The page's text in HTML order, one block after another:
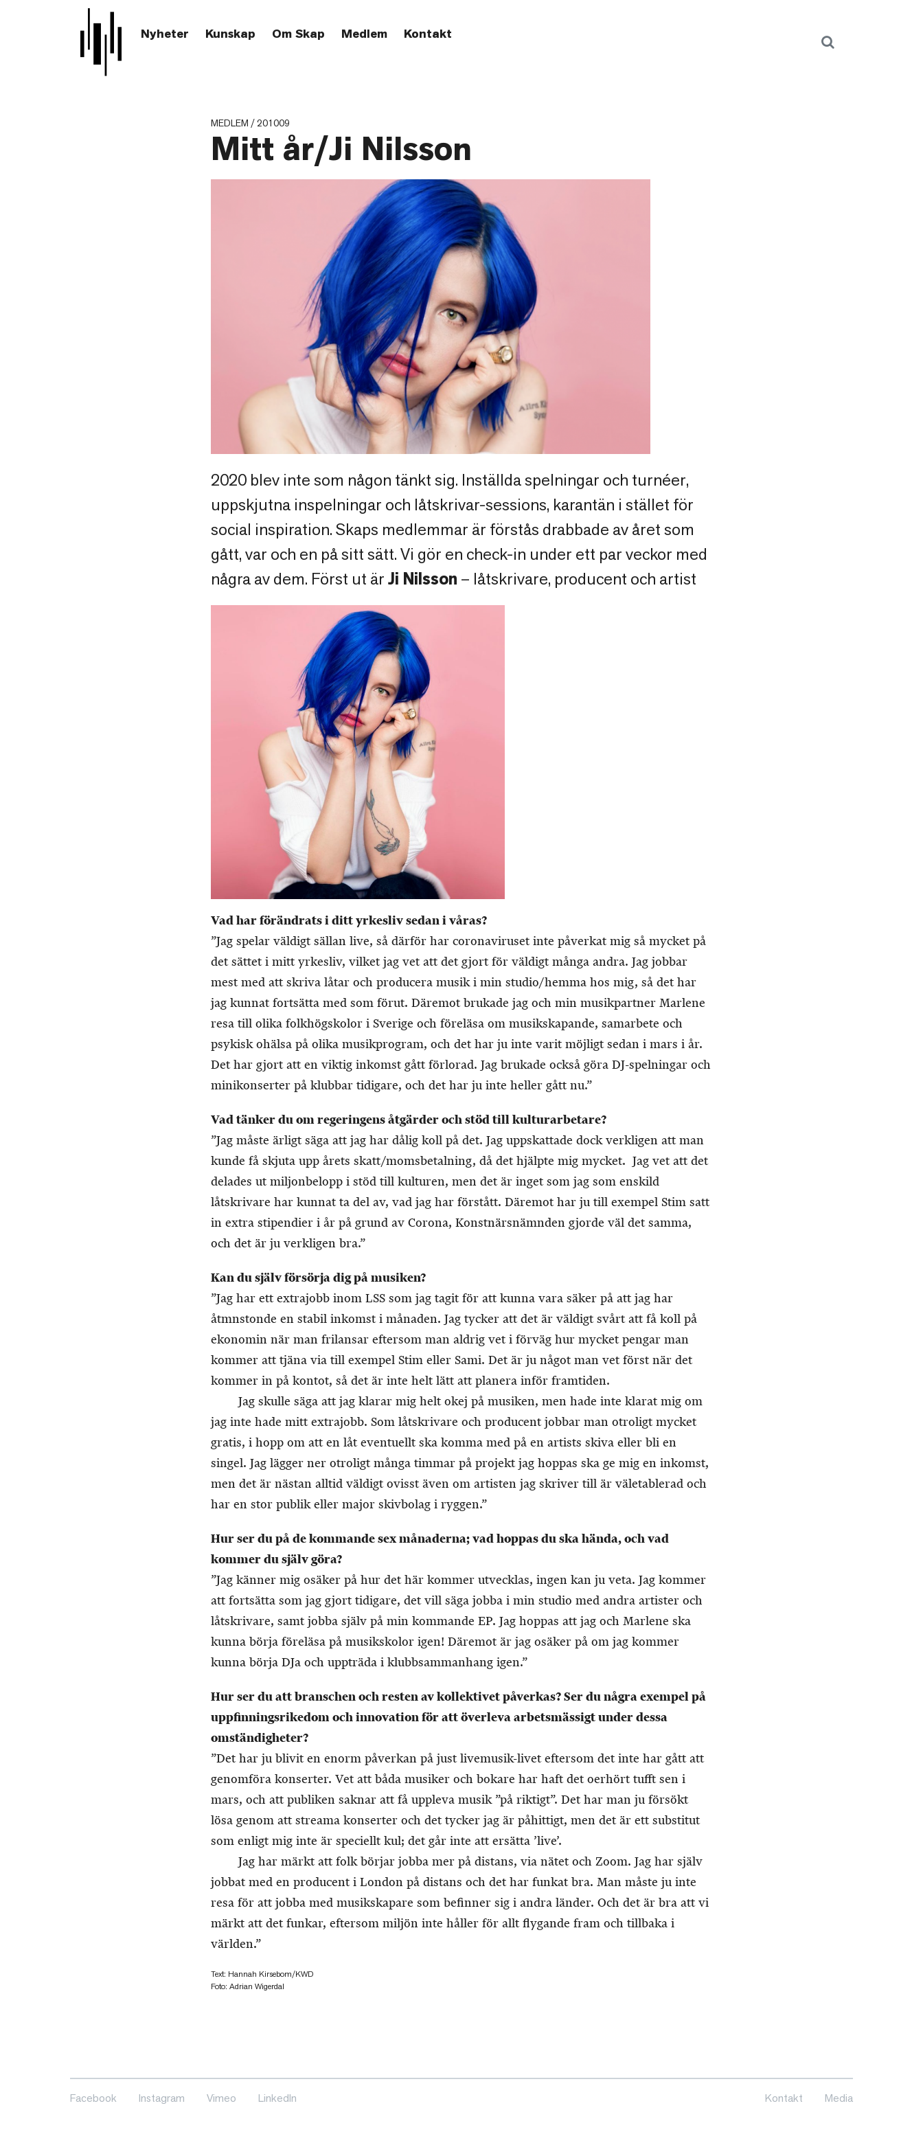
Nyheter Kunskap Om Skap Medlem Kontakt
MEDLEM / 201009
Mitt år/Ji Nilsson
2020 blev inte som någon tänkt sig. Inställda spelningar och turnéer,
uppskjutna inspelningar och låtskrivar-sessions, karantän i stället för
social inspiration. Skaps medlemmar är förstås drabbade av året som
gått, var och en på sitt sätt. Vi gör en check-in under ett par veckor med
några av dem. Först ut ärJi Nilsson – låtskrivare, producent och artist
Vad har förändrats i ditt yrkesliv sedan i våras?
”Jag spelar väldigt sällan live, så därför har coronaviruset inte påverkat mig så mycket på
det sättet i mitt yrkesliv, vilket jag vet att det gjort för väldigt många andra. Jag jobbar
mest med att skriva låtar och producera musik i min studio/hemma hos mig, så det har
jag kunnat fortsätta med som förut. Däremot brukade jag och min musikpartner Marlene
resa till olika folkhögskolor i Sverige och föreläsa om musikskapande, samarbete och
psykisk ohälsa på olika musikprogram, och det har ju inte varit möjligt sedan i mars i år.
Det har gjort att en viktig inkomst gått förlorad. Jag brukade också göra DJ-spelningar och
minikonserter på klubbar tidigare, och det har ju inte heller gått nu.”
Vad tänker du om regeringens åtgärder och stöd till kulturarbetare?
”Jag måste ärligt säga att jag har dålig koll på det. Jag uppskattade dock verkligen att man
kunde få skjuta upp årets skatt/momsbetalning, då det hjälpte mig mycket. Jag vet att det
delades ut miljonbelopp i stöd till kulturen, men det är inget som jag som enskild
låtskrivare har kunnat ta del av, vad jag har förstått. Däremot har ju till exempel Stim satt
in extra stipendier i år på grund av Corona, Konstnärsnämnden gjorde väl det samma,
och det är ju verkligen bra.”
Kan du själv försörja dig på musiken?
”Jag har ett extrajobb inom LSS som jag tagit för att kunna vara säker på att jag har
åtmnstonde en stabil inkomst i månaden. Jag tycker att det är väldigt svårt att få koll på
ekonomin när man frilansar eftersom man aldrig vet i förväg hur mycket pengar man
kommer att tjäna via till exempel Stim eller Sami. Det är ju något man vet först när det
kommer in på kontot, så det är inte helt lätt att planera inför framtiden.
Jag skulle säga att jag klarar mig helt okej på musiken, men hade inte klarat mig om
jag inte hade mitt extrajobb. Som låtskrivare och producent jobbar man otroligt mycket
gratis, i hopp om att en låt eventuellt ska komma med på en artists skiva eller bli en
singel. Jag lägger ner otroligt många timmar på projekt jag hoppas ska ge mig en inkomst,
men det är nästan alltid väldigt ovisst även om artisten jag skriver till är väletablerad och
har en stor publik eller major skivbolag i ryggen.”
Hur ser du på de kommande sex månaderna; vad hoppas du ska hända, och vad
kommer du själv göra?
”Jag känner mig osäker på hur det här kommer utvecklas, ingen kan ju veta. Jag kommer
att fortsätta som jag gjort tidigare, det vill säga jobba i min studio med andra artister och
låtskrivare, samt jobba själv på min kommande EP. Jag hoppas att jag och Marlene ska
kunna börja föreläsa på musikskolor igen! Däremot är jag osäker på om jag kommer
kunna börja DJa och uppträda i klubbsammanhang igen.”
Hur ser du att branschen och resten av kollektivet påverkas? Ser du några exempel på
uppfinningsrikedom och innovation för att överleva arbetsmässigt under dessa
omständigheter?
”Det har ju blivit en enorm påverkan på just livemusik-livet eftersom det inte har gått att
genomföra konserter. Vet att båda musiker och bokare har haft det oerhört tufft sen i
mars, och att publiken saknar att få uppleva musik ”på riktigt”. Det har man ju försökt
lösa genom att streama konserter och det tycker jag är påhittigt, men det är ett substitut
som enligt mig inte är speciellt kul; det går inte att ersätta ’live’.
Jag har märkt att folk börjar jobba mer på distans, via nätet och Zoom. Jag har själv
jobbat med en producent i London på distans och det har funkat bra. Man måste ju inte
resa för att jobba med musikskapare som befinner sig i andra länder. Och det är bra att vi
märkt att det funkar, eftersom miljön inte håller för allt flygande fram och tillbaka i
världen.”
Text: Hannah Kirsebom/KWD
Foto: Adrian Wigerdal
Facebook Instagram Vimeo LinkedIn Kontakt Media